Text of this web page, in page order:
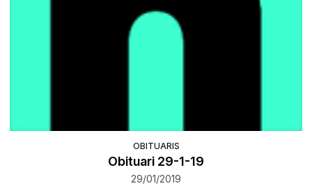
OBITUARIS
Obituari 29-1-19
29/01/2019